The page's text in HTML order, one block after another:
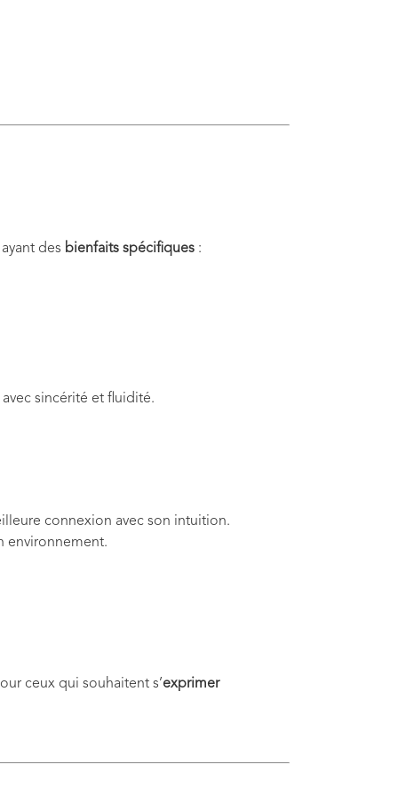
des bienfaits spécifiques :
avec sincérité et fluidité.
connexion avec son intuition.
environnement.
ceux qui souhaitent s’exprimer